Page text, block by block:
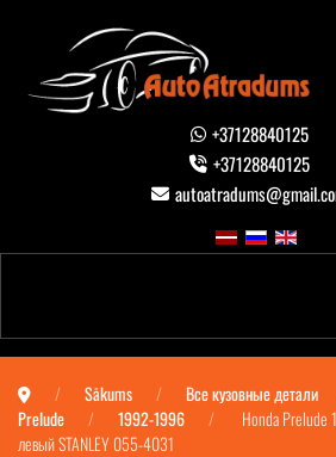
+37128840125
+37128840125
Sākums Все кузовные детали
Prelude
1992-1996
Honda Prelude
левый STANLEY 055-4031